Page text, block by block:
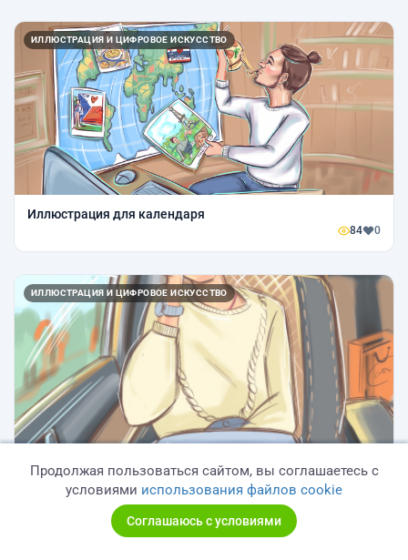
ИЛЛЮСТРАЦИЯ И ЦИФРОВОЕ ИСКУССТВО
Иллюстрация для календаря
84 0
ИЛЛЮСТРАЦИЯ И ЦИФРОВОЕ ИСКУССТВО
Иллюстрация Instagram
Продолжая пользоваться сайтом, вы соглашаетесь с
условиями использования файлов cookie
Соглашаюсь с условиями